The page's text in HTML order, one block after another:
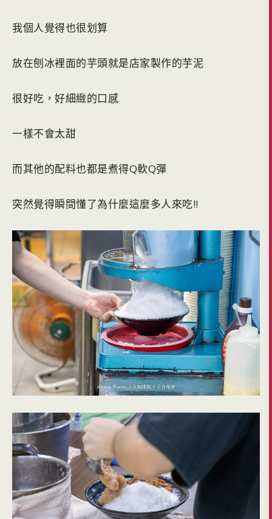
我個人覺得也很划算
放在刨冰裡面的芋頭就是店家製作的芋泥
很好吃，好細緻的口感
一樣不會太甜
而其他的配料也都是煮得Q軟Q彈
突然覺得瞬間懂了為什麼這麼多人來吃!!